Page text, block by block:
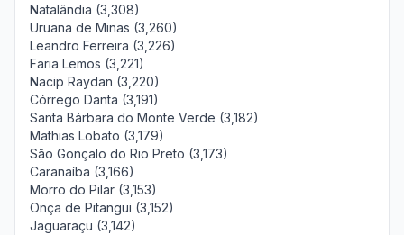
Natalândia (3,308)
Uruana de Minas (3,260)
Leandro Ferreira (3,226)
Faria Lemos (3,221)
Nacip Raydan (3,220)
Córrego Danta (3,191)
Santa Bárbara do Monte Verde (3,182)
Mathias Lobato (3,179)
São Gonçalo do Rio Preto (3,173)
Caranaíba (3,166)
Morro do Pilar (3,153)
Onça de Pitangui (3,152)
Jaguaraçu (3,142)